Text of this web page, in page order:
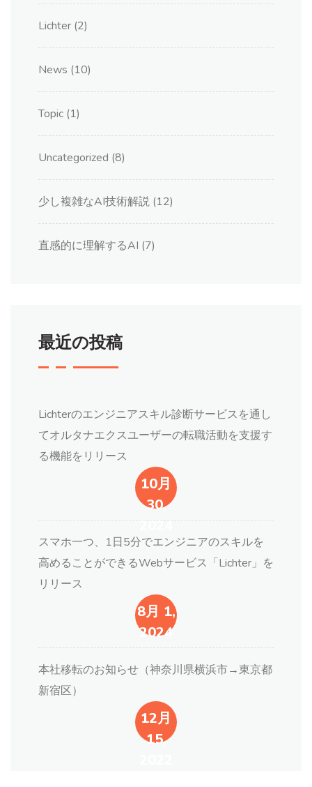
Lichter (2)
News (10)
Topic (1)
Uncategorized (8)
少し複雑なAI技術解説 (12)
直感的に理解するAI (7)
最近の投稿
Lichterのエンジニアスキル診断サービスを通し
てオルタナエクスユーザーの転職活動を支援す
る機能をリリース
10月
30,
2024
スマホ一つ、1日5分でエンジニアのスキルを
高めることができるWebサービス「Lichter」を
リリース
8月 1,
2024
本社移転のお知らせ（神奈川県横浜市→東京都
新宿区）
12月
15,